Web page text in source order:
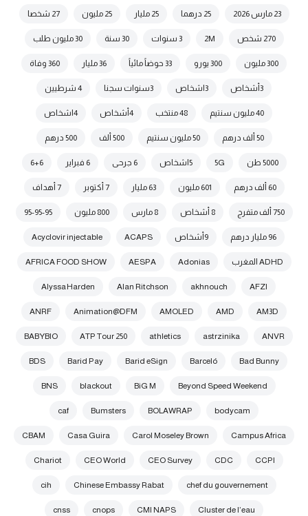
23 مارس 2026 25 درهما 25 مليار 25 مليون 27 شخصا
270 شخص 2M 3 سنوات 30 سنة 30 مليون طلب
300 مليون 300 يورو 33 حوضاً مائياً 36 مليار 360 وفاة
3أشخاص 3اشخاص 3سنوات سجنا 4 شرطيين
40 مليون سنتيم 48 منتخب 4أشخاص 4اشخاص
50 ألف درهم 50 مليون سنتيم 500 ألف 500 درهم
5000 طن 5G 5اشخاص 6 جرحى 6 فبراير 6+6
60 ألف درهم 601 مليون 63 مليار 7 أكتوبر 7 أهداف
750 ألف متفرج 8 أشخاص 8 مارس 800 مليون 95-95-95
96 مليار درهم 9أشخاص ACAPS
Acyclovir injectable
ADHD المغرب Adonias
AESPA
AFRICA FOOD SHOW
AFZI
akhnouch
Alan Ritchson
Alyssa Harden
AM3D
AMD
AMOLED
Animation@DFM
ANRF
ANVR
astrzinika
athletics
ATP Tour 250
BABYBIO
Bad Bunny
Barceló
Barid eSign
Barid Pay
BDS
Beyond Speed Weekend
BiG M
blackout
BNS
bodycam
BOLAWRAP
Bumsters
caf
Campus Africa
Carol Moseley Brown
Casa Guira
CBAM
CCPI
CDC
CEO Survey
CEO World
Chariot
chef du gouvernement
Chinese Embassy Rabat
cih
Cluster de l’eau
CMI NAPS
cnops
cnss